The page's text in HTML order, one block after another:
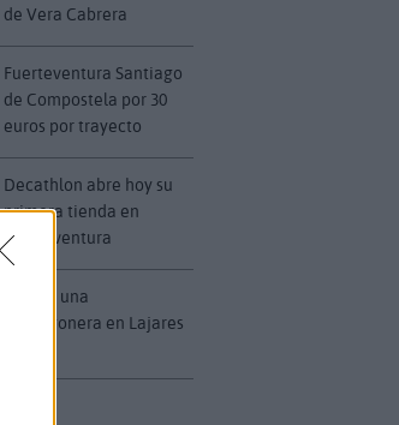
de Vera Cabrera
Fuerteventura Santiago
de Compostela por 30
euros por trayecto
Decathlon abre hoy su
primera tienda en
Fuerteventura
Vuelca una
hormigonera en Lajares